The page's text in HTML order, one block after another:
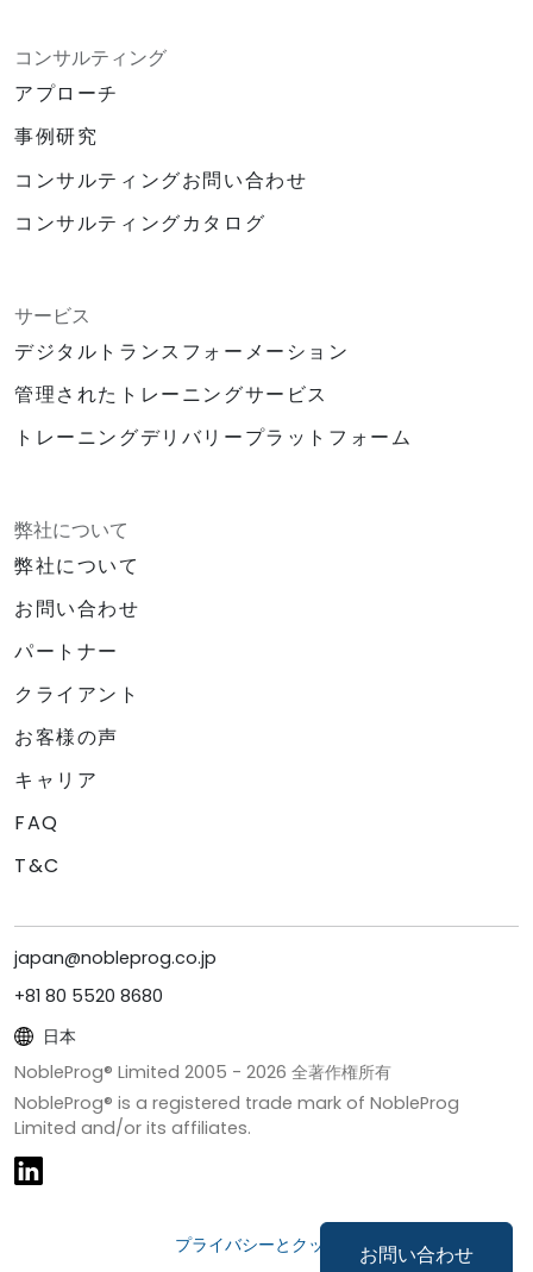
お問い合わせ
コンサルティング
アプローチ
事例研究
コンサルティングお問い合わせ
コンサルティングカタログ
サービス
デジタルトランスフォーメーション
管理されたトレーニングサービス
トレーニングデリバリープラットフォーム
弊社について
弊社について
お問い合わせ
パートナー
クライアント
お客様の声
キャリア
FAQ
T&C
japan@nobleprog.co.jp
+81 80 5520 8680
日本
NobleProg® Limited 2005 - 2026 全著作権所有
NobleProg® is a registered trade mark of NobleProg
Limited and/or its affiliates.
プライバシーとクッキー